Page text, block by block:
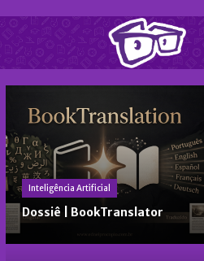
Inteligência Artificial
Dossiê | BookTranslator